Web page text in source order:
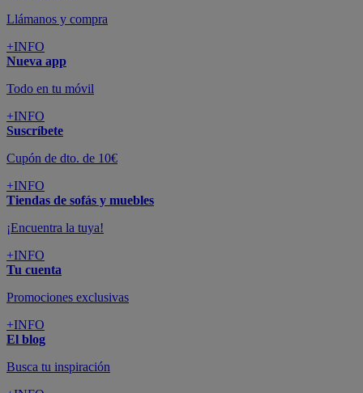
Llámanos y compra
+INFO
Nueva app
Todo en tu móvil
+INFO
Suscríbete
Cupón de dto. de 10€
+INFO
Tiendas de sofás y muebles
¡Encuentra la tuya!
+INFO
Tu cuenta
Promociones exclusivas
+INFO
El blog
Busca tu inspiración